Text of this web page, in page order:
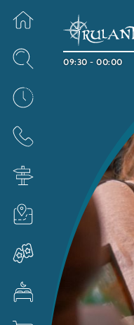
09:30 - 00:00